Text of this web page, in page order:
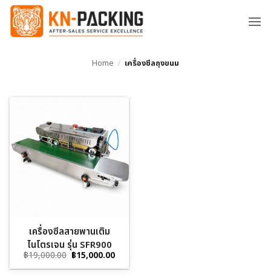
ข้าม
ยัง
Home / เครื่องซีลถุงขนม
เครื่องซีลสายพานเติม
ไนโตรเจน รุ่น SFR900
฿19,000.00 Original
price
was:
฿15,000.00Current
is: